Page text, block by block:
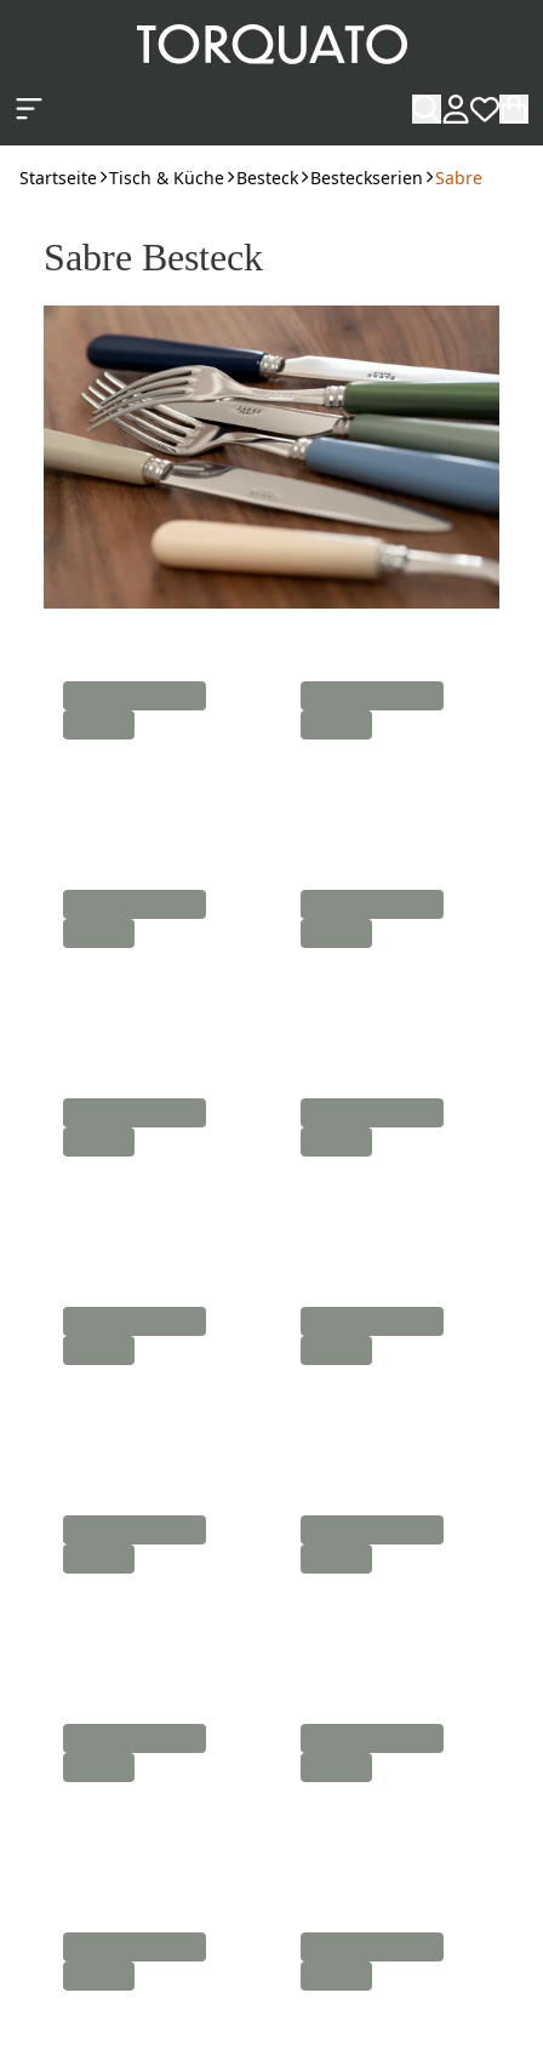
Startseite Tisch & Küche Besteck Besteckserien Sabre
Sabre Besteck